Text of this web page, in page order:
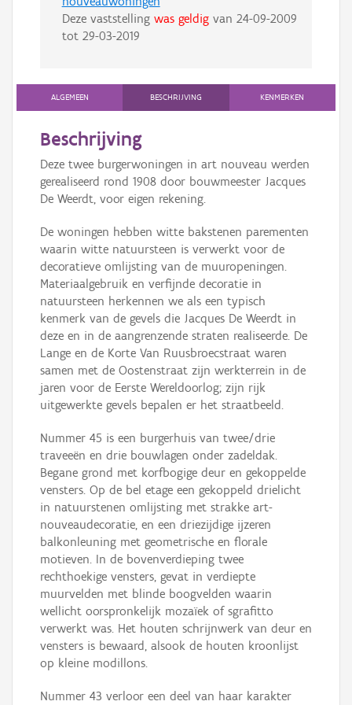
Deze vaststelling was geldigvan 24-09-2009
tot 29-03-2019
ALGEMEEN BESCHRIJVING KENMERKEN
Beschrijving
Deze twee burgerwoningen in art nouveau werden
gerealiseerd rond 1908 door bouwmeester Jacques
De Weerdt, voor eigen rekening.
De woningen hebben witte bakstenen parementen
waarin witte natuursteen is verwerkt voor de
decoratieve omlijsting van de muuropeningen.
Materiaalgebruik en verfijnde decoratie in
natuursteen herkennen we als een typisch
kenmerk van de gevels die Jacques De Weerdt in
deze en in de aangrenzende straten realiseerde. De
Lange en de Korte Van Ruusbroecstraat waren
samen met de Oostenstraat zijn werkterrein in de
jaren voor de Eerste Wereldoorlog; zijn rijk
uitgewerkte gevels bepalen er het straatbeeld.
Nummer 45 is een burgerhuis van twee/drie
traveeën en drie bouwlagen onder zadeldak.
Begane grond met korfbogige deur en gekoppelde
vensters. Op de bel etage een gekoppeld drielicht
in natuurstenen omlijsting met strakke art-
nouveaudecoratie, en een driezijdige ijzeren
balkonleuning met geometrische en florale
motieven. In de bovenverdieping twee
rechthoekige vensters, gevat in verdiepte
muurvelden met blinde boogvelden waarin
wellicht oorspronkelijk mozaïek of sgrafitto
verwerkt was. Het houten schrijnwerk van deur en
vensters is bewaard, alsook de houten kroonlijst
op kleine modillons.
Nummer 43 verloor een deel van haar karakter